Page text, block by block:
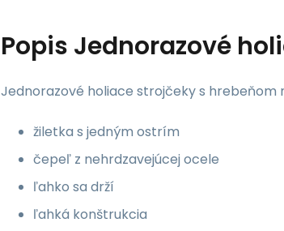
Popis Jednorazové
Jednorazové holiace strojčeky s hrebeňom
žiletka s jedným ostrím
čepeľ z nehrdzavejúcej ocele
ľahko sa drží
ľahká konštrukcia